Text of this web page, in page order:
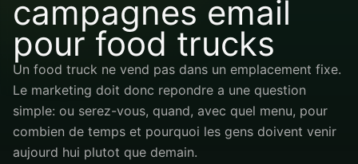
campagnes email
pour food trucks
Un food truck ne vend pas dans un emplacement fixe.
Le marketing doit donc repondre a une question
simple: ou serez-vous, quand, avec quel menu, pour
combien de temps et pourquoi les gens doivent venir
aujourd hui plutot que demain.